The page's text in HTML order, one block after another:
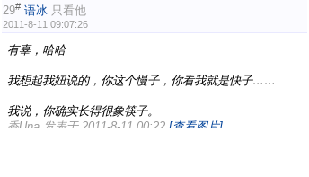
29# 语冰 只看他
2011-8-11 09:07:26
有辜，哈哈
我想起我妞说的，你这个慢子，你看我就是快子……
我说，你确实长得很象筷子。
香Una 发表于 2011-8-11 00:22 [查看图片]